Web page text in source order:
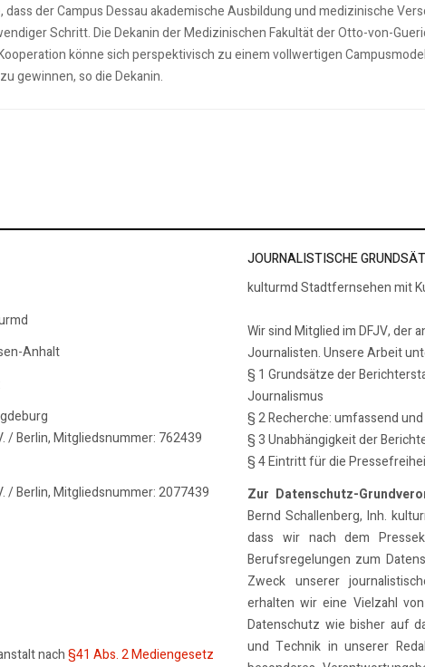
der Campus Dessau akademische Ausbildung und medizinische
Schritt. Die Dekanin der Medizinischen Fakultät der Otto-von-
könne sich perspektivisch zu einem vollwertigen
gewinnen, so die Dekanin.
über Landarzt bzw Amtsarztquote
Anhalt
/ Berlin, Mitgliedsnummer: 762439
/ Berlin, Mitgliedsnummer: 2077439
nach§41 Abs. 2 Mediengesetz
JOURNALISTISCHE
kulturmd Stadtfernsehen mit
Wir sind Mitglied im DFJV, der
Journalisten. Unsere Arbeit
§ 1 Grundsätze der
Journalismus
§ 2 Recherche: umfassend
§ 3 Unabhängigkeit der
§ 4 Eintritt für die
Zur Datenschutz-
Bernd Schallenberg, Inh.
dass wir nach dem
Berufsregelungen zum
Zweck unserer
erhalten wir eine Vielzahl
Datenschutz wie bisher auf
und Technik in unserer